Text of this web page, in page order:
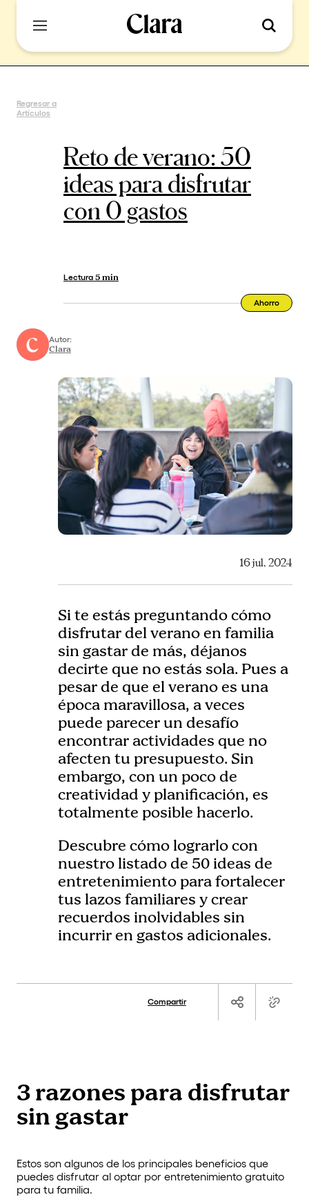
Regresar a
Artículos
Reto de verano: 50
ideas para disfrutar
con 0 gastos
Lectura 5 min
Ahorro
Autor:
Clara
16 jul, 2024
Si te estás preguntando cómo
disfrutar del verano en familia
sin gastar de más, déjanos
decirte que no estás sola. Pues a
pesar de que el verano es una
época maravillosa, a veces
puede parecer un desafío
encontrar actividades que no
afecten tu presupuesto. Sin
embargo, con un poco de
creatividad y planificación, es
totalmente posible hacerlo.
Descubre cómo lograrlo con
nuestro listado de 50 ideas de
entretenimiento para fortalecer
tus lazos familiares y crear
recuerdos inolvidables sin
incurrir en gastos adicionales.
Compartir
3 razones para disfrutar
sin gastar
Estos son algunos de los principales beneficios que
puedes disfrutar al optar por entretenimiento gratuito
para tu familia.